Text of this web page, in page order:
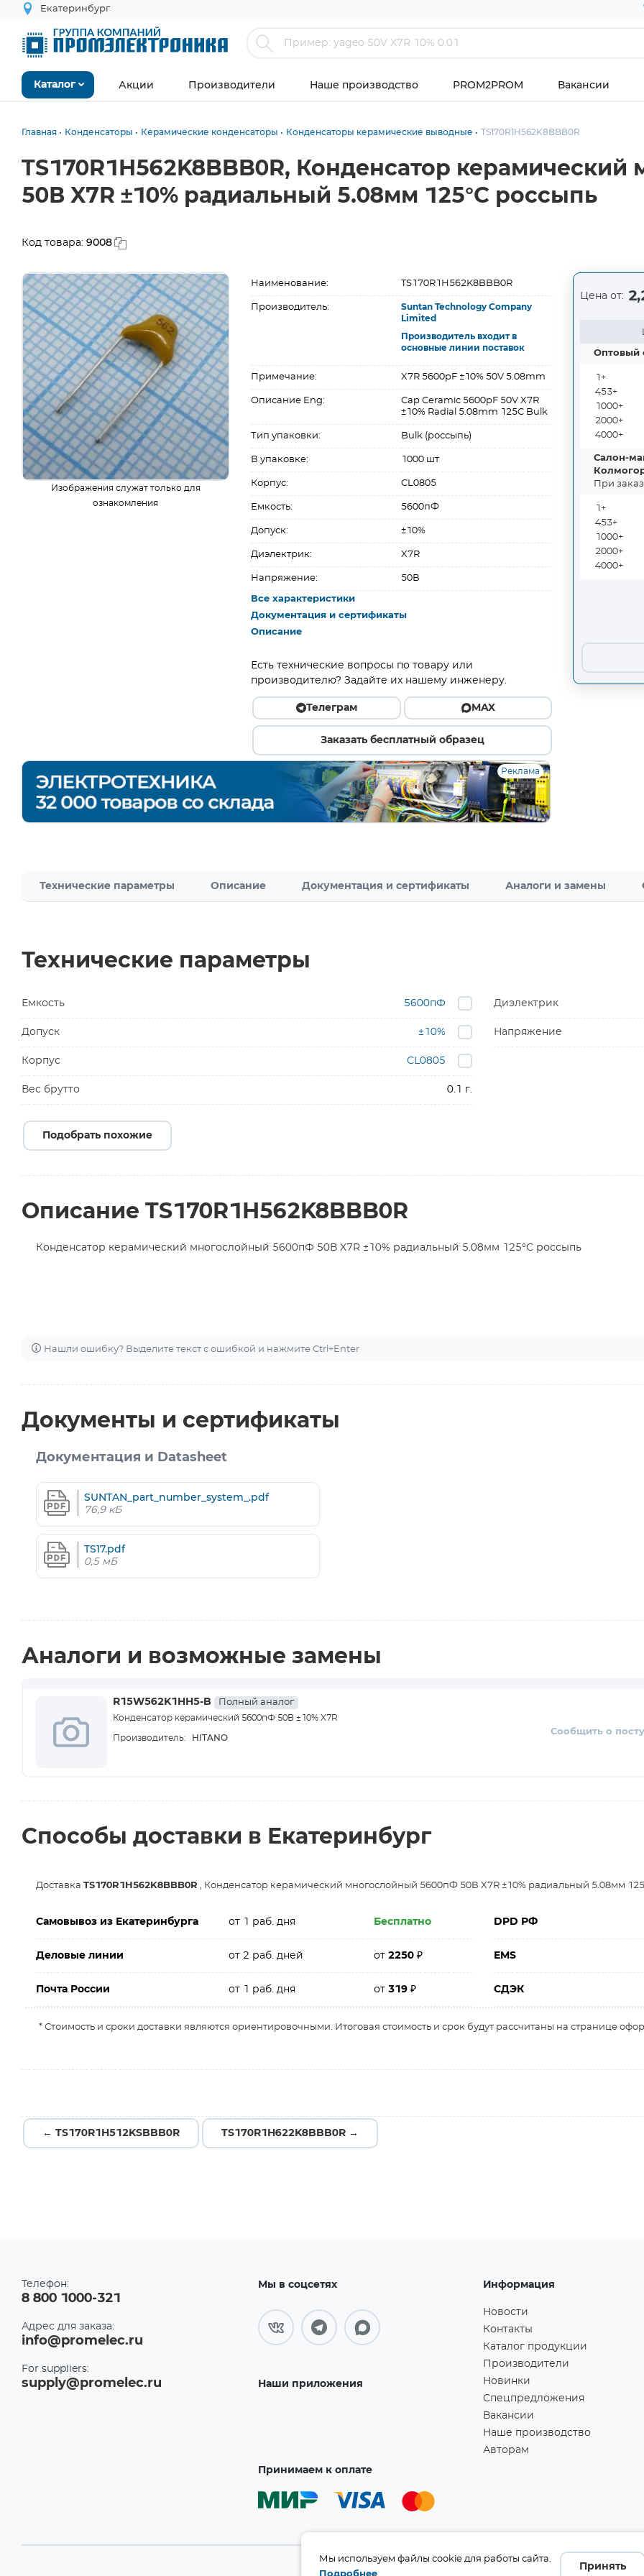
Екатеринбург
Каталог Акции Производители Наше производство PROM2PROM Вакансии
Главная Конденсаторы Керамические конденсаторы Конденсаторы керамические выводные TS170R1H562K8BBB0R
TS170R1H562K8BBB0R, Конденсатор
50В X7R ±10% радиальный 5.08мм 125°C россыпь
Код товара: 9008
Изображения служат только для
ознакомления
Наименование: TS170R1H562K8BBB0R
Производитель:
Suntan Technology Company
Limited
Производитель входит в
основные линии поставок
Примечание: X7R 5600pF ±10% 50V 5.08mm
Описание Eng:
Cap Ceramic 5600pF 50V X7R
±10% Radial 5.08mm 125C Bulk
Тип упаковки: Bulk (россыпь)
В упаковке: 1000 шт
Корпус: CL0805
Емкость: 5600пФ
Допуск: ±10%
Диэлектрик: X7R
Напряжение: 50В
Все характеристики
Документация и сертификаты
Описание
Есть технические вопросы по товару или
производителю? Задайте их нашему инженеру.
Телеграм MAX
Заказать бесплатный образец
Реклама
Цена от:
Оптовый
1+
453+
1000+
2000+
4000+
Салон-
При
1+
453+
1000+
2000+
4000+
Технические параметры Описание Документация и сертификаты Аналоги и замены
Технические параметры
Емкость 5600пФ
Допуск ±10%
Диэлектрик
Напряжение
Корпус CL0805
Вес брутто 0.1 г.
Подобрать похожие
Описание TS170R1H562K8BBB0R
Конденсатор керамический многослойный 5600пФ 50В X7R ±10% радиальный 5.08мм 125°C россыпь
Нашли ошибку? Выделите текст с ошибкой и нажмите Ctrl+Enter
Документы и сертификаты
Документация и Datasheet
SUNTAN_part_number_system_.pdf
76,9 кБ
TS17.pdf
0,5 мБ
Аналоги и возможные замены
R15W562K1HH5-B Полный аналог
Конденсатор керамический 5600пФ 50В ±10% X7R
Производитель: HITANO Сообщить о
Способы доставки в Екатеринбург
Доставка TS170R1H562K8BBB0R , Конденсатор керамический многослойный 5600пФ 50В X7R ±10% радиальный 5.08мм
Самовывоз из Екатеринбурга от 1 раб. дня Бесплатно DPD РФ
Деловые линии от 2 раб. дней от2250₽ EMS
Почта России от 1 раб. дня от319₽ СДЭК
* Стоимость и сроки доставки являются ориентировочными. Итоговая стоимость и срок будут рассчитаны на странице
← TS170R1H512KSBBB0R TS170R1H622K8BBB0R →
Телефон:
8 800 1000-321
Адрес для заказа:
info@promelec.ru
For suppliers:
supply@promelec.ru
Мы в соцсетях
Наши приложения
Принимаем к оплате
Информация
Новости
Контакты
Каталог продукции
Производители
Новинки
Спецпредложения
Вакансии
Наше производство
Авторам
Мы используем файлы cookie для работы сайта.
Принять